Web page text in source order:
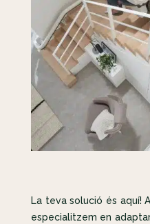
La teva solució és aquí!
especialitzem en